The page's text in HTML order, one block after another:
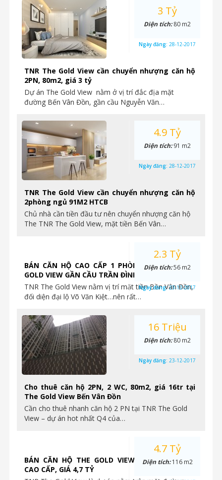
TNR The Gold View cần chuyển nhượng căn hộ
2PN, 80m2, giá 3 tỷ
Dự án The Gold View nằm ở vị trí đắc địa mặt
đường Bến Vân Đồn, gần cầu Nguyễn Văn…
3 Tỷ
Diện tích:80 m2
Ngày đăng: 28-12-2017
TNR The Gold View cần chuyển nhượng căn hộ
2phòng ngủ 91M2 HTCB
Chủ nhà cần tiền đầu tư nên chuyển nhượng căn hộ
The TNR The Gold View, mặt tiền Bến Vân…
4.9 Tỷ
Diện tích:91 m2
Ngày đăng: 28-12-2017
BÁN CĂN HỘ CAO CẤP 1 PHÒNG NGỦ TẠI THE
GOLD VIEW GẦN CẦU TRẦN ĐÌNH XU
TNR The Gold View nằm vị trí mặt tiền Bền Vân Đồn,
đối diện đại lộ Võ Văn Kiệt…nên rất…
2.3 Tỷ
Diện tích:56 m2
Ngày đăng:23-12-2017
Cho thuê căn hộ 2PN, 2 WC, 80m2, giá 16tr tại
The Gold View Bến Vân Đồn
Cần cho thuê nhanh căn hộ 2 PN tại TNR The Gold
View – dự án hot nhất Q4 của…
16 Triệu
Diện tích:80 m2
Ngày đăng: 23-12-2017
BÁN CĂN HỘ THE GOLD VIEW 3PN, NỘI THẤT
CAO CẤP, GIÁ 4,7 TỶ
4.7 Tỷ
Diện tích:116 m2